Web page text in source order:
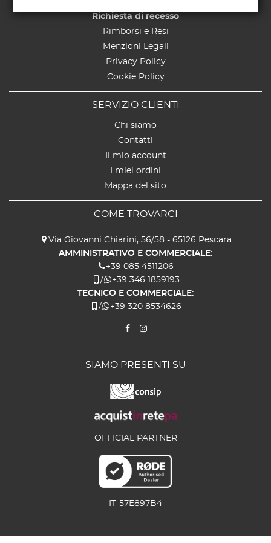
Richiesta di recesso
Rimborsi e Resi
Menzioni Legali
Privacy Policy
Cookie Policy
SERVIZIO CLIENTI
Chi siamo
Contatti
Il mio account
I miei ordini
Mappa del sito
COME TROVARCI
Via Giovanni Chiarini, 56/58 - 65126 Pescara
AMMINISTRATIVO E COMMERCIALE:
+39 085 4511206
/
+39 346 1859193
TECNICO E COMMERCIALE:
/
+39 320 8534626
SIAMO PRESENTI SU
OFFICIAL PARTNER
IT-57E897B4